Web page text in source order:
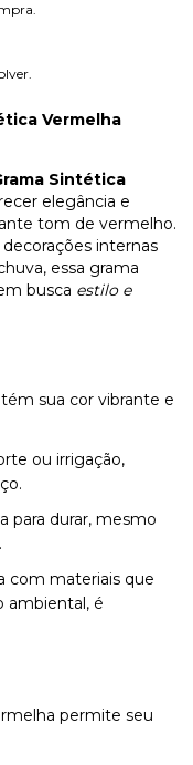
Vermelha
Sintética
elegância e
tom de vermelho.
internas
essa grama
busca estilo e
sua cor vibrante e
ou irrigação,
para durar, mesmo
com materiais que
ambiental, é
permite seu